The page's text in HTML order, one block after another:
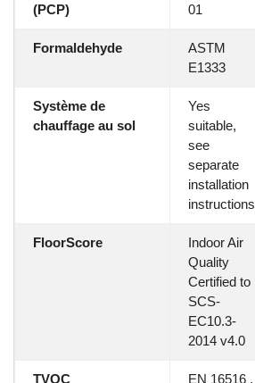
(PCP)
01
Formaldehyde
ASTM
E1333
Système de
chauffage au sol
Yes
suitable,
see
separate
installation
instructions
FloorScore
Indoor Air
Quality
Certified to
SCS-
EC10.3-
2014 v4.0
TVOC
EN 16516 ,